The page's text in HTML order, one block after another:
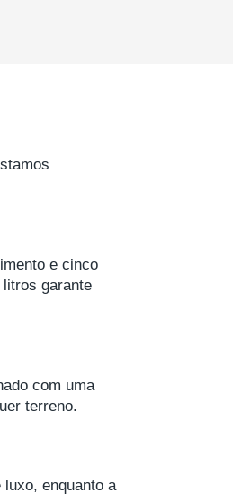
e cinco
garante
com uma
terreno.
enquanto a